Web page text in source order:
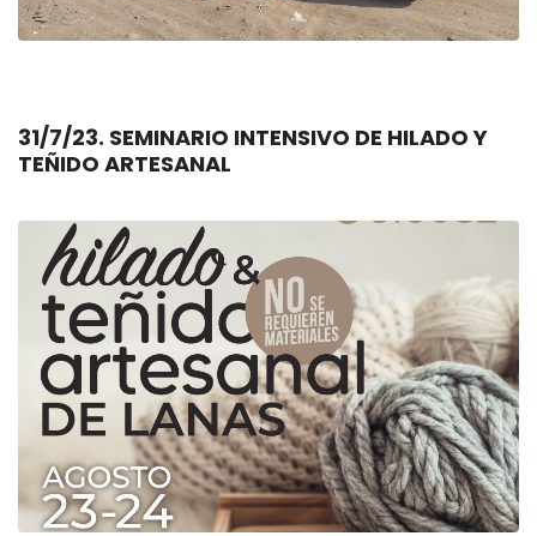
31/7/23. SEMINARIO INTENSIVO DE HILADO Y
TEÑIDO ARTESANAL